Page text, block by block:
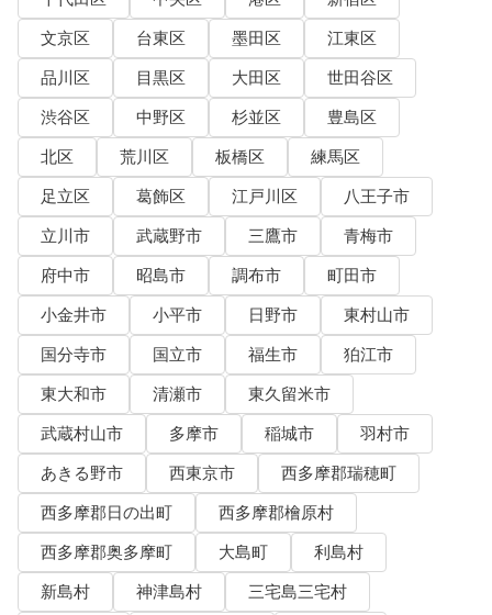
文京区
台東区 墨田区
江東区
品川区
目黒区 大田区
世田谷区
渋谷区
中野区 杉並区
豊島区
北区
荒川区 板橋区
練馬区
足立区
葛飾区 江戸川区
八王子市
立川市
武蔵野市 三鷹市
青梅市
府中市
昭島市 調布市
町田市
小金井市
小平市 日野市
東村山市
国分寺市
国立市 福生市
狛江市
東大和市
清瀬市
東久留米市
武蔵村山市
多摩市 稲城市
羽村市
あきる野市
西東京市
西多摩郡瑞穂町
西多摩郡日の出町
西多摩郡檜原村
西多摩郡奥多摩町
大島町
利島村
新島村
神津島村
三宅島三宅村